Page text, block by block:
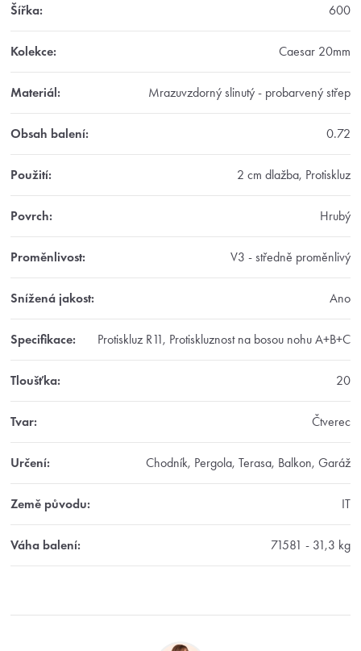
Šířka: 600
Kolekce: Caesar 20mm
Materiál: Mrazuvzdorný slinutý - probarvený střep
Obsah balení: 0.72
Použití: 2 cm dlažba, Protiskluz
Povrch: Hrubý
Proměnlivost: V3 - středně proměnlivý
Snížená jakost: Ano
Specifikace: Protiskluz R11, Protiskluznost na bosou nohu A+B+C
Tloušťka: 20
Tvar: Čtverec
Určení: Chodník, Pergola, Terasa, Balkon, Garáž
Země původu: IT
Váha balení: 71581 - 31,3 kg